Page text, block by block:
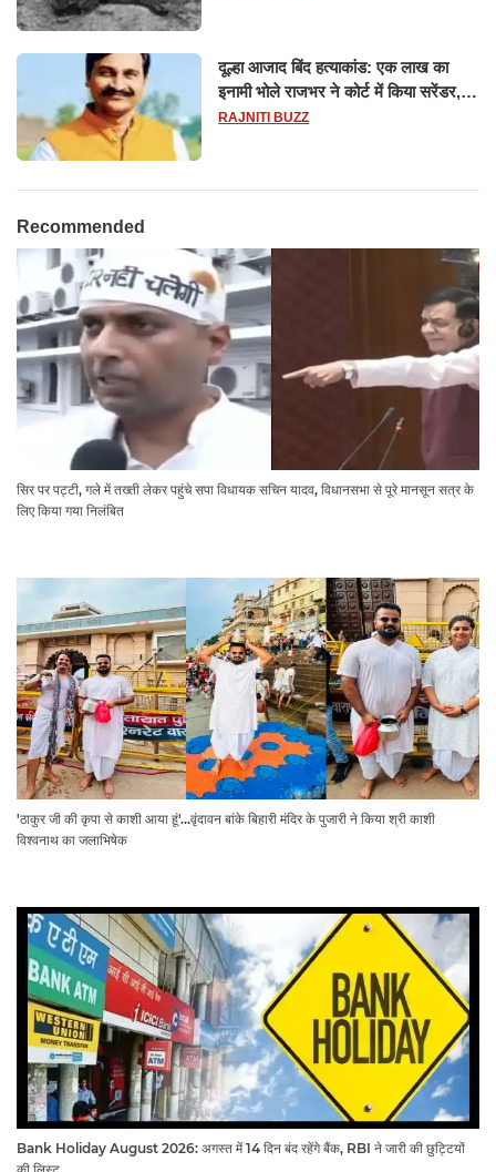
दूल्हा आजाद बिंद हत्याकांड: एक लाख का
इनामी भोले राजभर ने कोर्ट में किया सरेंडर,
14 दिन के लिए भेजा गया जेल
RAJNITI BUZZ
Recommended
सिर पर पट्टी, गले में तख्ती लेकर पहुंचे सपा विधायक सचिन यादव, विधानसभा से पूरे मानसून सत्र के
लिए किया गया निलंबित
'ठाकुर जी की कृपा से काशी आया हूं'...वृंदावन बांके बिहारी मंदिर के पुजारी ने किया श्री काशी
विश्वनाथ का जलाभिषेक
Bank Holiday August 2026: अगस्त में 14 दिन बंद रहेंगे बैंक, RBI ने जारी की छुट्टियों